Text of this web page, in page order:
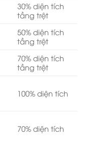
30% diện tích
tầng trệt
50% diện tích
tầng trệt
70% diện tích
tầng trệt
100% diện tích
70% diện tích